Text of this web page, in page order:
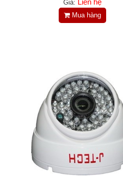
Giá: Liên hệ
Mua hàng